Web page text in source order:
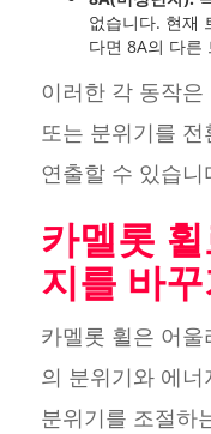
없습니다. 현재
다면 8A의 다른
이러한 각 동작
또는 분위기를
연출할 수 있습니
카멜롯
지를 바
카멜롯 휠은 어
의 분위기와 에
분위기를 조절하